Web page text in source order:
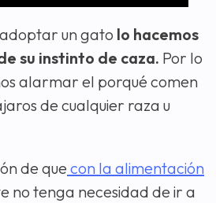
un gato lo hacemos
su instinto de caza. Por lo
alarmar el porqué comen
de cualquier raza u
de quecon la alimentación
no tenga necesidad de ir a